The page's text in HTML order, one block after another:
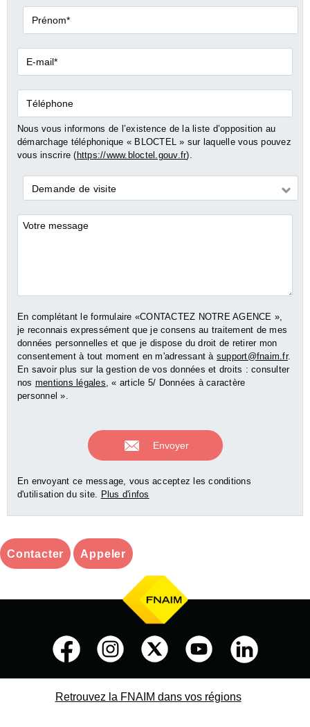
Prénom*
E-
mail*
Téléphone
Nous vous informons de l’existence de la liste d’opposition au
démarchage téléphonique « BLOCTEL » sur laquelle vous pouvez
vous inscrire ( https://www.bloctel.gouv.fr).
Demande
*
Demande de visite
Commentaires
En complétant le formulaire «CONTACTEZ NOTRE AGENCE »,
je reconnais expressément que je consens au traitement de mes
données personnelles et que je dispose du droit de retirer mon
consentement à tout moment en m'adressant à support@fnaim.fr.
En savoir plus sur la gestion de vos données et droits : consulter
nos mentions légales , « article 5/ Données à caractère
personnel ».
En envoyant ce message, vous acceptez les conditions
d'utilisation du site.
Plus d'infos
Contacter Appeler
Retrouvez la FNAIM dans vos régions